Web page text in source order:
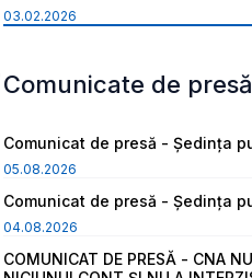
03.02.2026
Comunicate de presă
Comunicat de presă - Ședința
05.08.2026
Comunicat de presă - Ședința
04.08.2026
COMUNICAT DE PRESĂ - CNA